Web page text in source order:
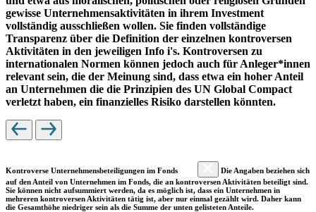
gewisse Unternehmensaktivitäten in ihrem Investment
vollständig ausschließen wollen. Sie finden vollständige
Transparenz über die Definition der einzelnen kontroversen
Aktivitäten in den jeweiligen Info i's. Kontroversen zu
internationalen Normen können jedoch auch für Anleger*innen
relevant sein, die der Meinung sind, dass etwa ein hoher Anteil
an Unternehmen die die Prinzipien des UN Global Compact
verletzt haben, ein finanzielles Risiko darstellen könnten.
Kontroverse Unternehmensbeteiligungen im Fonds
Die Angaben beziehen sich
auf den Anteil von Unternehmen im Fonds, die an kontroversen Aktivitäten beteiligt sind.
Sie können nicht aufsummiert werden, da es möglich ist, dass ein Unternehmen in
mehreren kontroversen Aktivitäten tätig ist, aber nur einmal gezählt wird. Daher kann
die Gesamthöhe niedriger sein als die Summe der unten gelisteten Anteile.